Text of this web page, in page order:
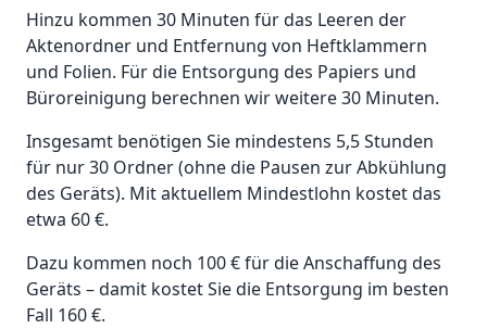
Hinzu kommen 30 Minuten für das Leeren der
Aktenordner und Entfernung von Heftklammern
und Folien. Für die Entsorgung des Papiers und
Büroreinigung berechnen wir weitere 30 Minuten.
Insgesamt benötigen Sie mindestens 5,5 Stunden
für nur 30 Ordner (ohne die Pausen zur Abkühlung
des Geräts). Mit aktuellem Mindestlohn kostet das
etwa 60 €.
Dazu kommen noch 100 € für die Anschaffung des
Geräts – damit kostet Sie die Entsorgung im besten
Fall 160 €.